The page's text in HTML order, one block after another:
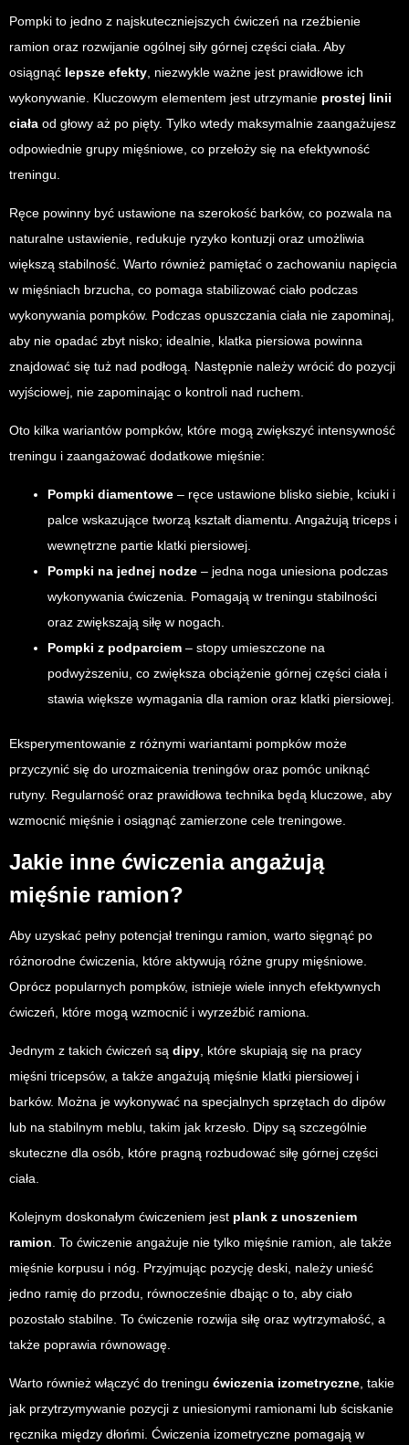
Pompki to jedno z najskuteczniejszych ćwiczeń na rzeźbienie
ramion oraz rozwijanie ogólnej siły górnej części ciała. Aby
osiągnąć lepsze efekty , niezwykle ważne jest prawidłowe ich
wykonywanie. Kluczowym elementem jest utrzymanie prostej linii
ciała od głowy aż po pięty. Tylko wtedy maksymalnie zaangażujesz
odpowiednie grupy mięśniowe, co przełoży się na efektywność
treningu.
Ręce powinny być ustawione na szerokość barków, co pozwala na
naturalne ustawienie, redukuje ryzyko kontuzji oraz umożliwia
większą stabilność. Warto również pamiętać o zachowaniu napięcia
w mięśniach brzucha, co pomaga stabilizować ciało podczas
wykonywania pompków. Podczas opuszczania ciała nie zapominaj,
aby nie opadać zbyt nisko; idealnie, klatka piersiowa powinna
znajdować się tuż nad podłogą. Następnie należy wrócić do pozycji
wyjściowej, nie zapominając o kontroli nad ruchem.
Oto kilka wariantów pompków, które mogą zwiększyć intensywność
treningu i zaangażować dodatkowe mięśnie:
Pompki diamentowe – ręce ustawione blisko siebie, kciuki i
palce wskazujące tworzą kształt diamentu. Angażują triceps i
wewnętrzne partie klatki piersiowej.
Pompki na jednej nodze – jedna noga uniesiona podczas
wykonywania ćwiczenia. Pomagają w treningu stabilności
oraz zwiększają siłę w nogach.
Pompki z podparciem – stopy umieszczone na
podwyższeniu, co zwiększa obciążenie górnej części ciała i
stawia większe wymagania dla ramion oraz klatki piersiowej.
Eksperymentowanie z różnymi wariantami pompków może
przyczynić się do urozmaicenia treningów oraz pomóc uniknąć
rutyny. Regularność oraz prawidłowa technika będą kluczowe, aby
wzmocnić mięśnie i osiągnąć zamierzone cele treningowe.
Jakie inne ćwiczenia angażują
mięśnie ramion?
Aby uzyskać pełny potencjał treningu ramion, warto sięgnąć po
różnorodne ćwiczenia, które aktywują różne grupy mięśniowe.
Oprócz popularnych pompków, istnieje wiele innych efektywnych
ćwiczeń, które mogą wzmocnić i wyrzeźbić ramiona.
Jednym z takich ćwiczeń są dipy , które skupiają się na pracy
mięśni tricepsów, a także angażują mięśnie klatki piersiowej i
barków. Można je wykonywać na specjalnych sprzętach do dipów
lub na stabilnym meblu, takim jak krzesło. Dipy są szczególnie
skuteczne dla osób, które pragną rozbudować siłę górnej części
ciała.
Kolejnym doskonałym ćwiczeniem jest plank z unoszeniem
ramion . To ćwiczenie angażuje nie tylko mięśnie ramion, ale także
mięśnie korpusu i nóg. Przyjmując pozycję deski, należy unieść
jedno ramię do przodu, równocześnie dbając o to, aby ciało
pozostało stabilne. To ćwiczenie rozwija siłę oraz wytrzymałość, a
także poprawia równowagę.
Warto również włączyć do treningu ćwiczenia izometryczne , takie
jak przytrzymywanie pozycji z uniesionymi ramionami lub ściskanie
ręcznika między dłońmi. Ćwiczenia izometryczne pomagają w